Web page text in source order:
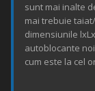
sunt mai inalte
mai trebuie
dimensiunile
autoblocante
cum este la cel